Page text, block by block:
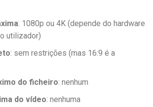
: 1080p ou 4K (depende do hardware
utilizador)
: sem restrições (mas 16:9 é a
do ficheiro: nenhum
do vídeo: nenhuma